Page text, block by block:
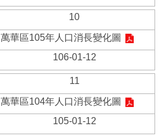
10
萬華區105年人口消長變化圖
106-01-12
11
萬華區104年人口消長變化圖
105-01-12